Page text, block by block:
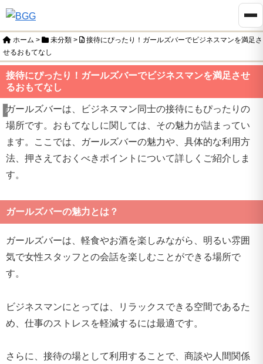
ホーム > 未分類 >
接待にぴったり！ガールズバーでビジネスマンを満足さ
せるおもてなし
接待にぴったり！ガールズバーでビジネスマンを満足させ
るおもてなし
未分類
ガールズバーは、ビジネスマン同士の接待にもぴったりの
場所です。おもてなしに関しては、その魅力が詰まってい
ます。ここでは、ガールズバーの魅力や、具体的な利用方
法、押さえておくべきポイントについて詳しくご紹介しま
す。
ガールズバーの魅力とは？
ガールズバーは、軽食やお酒を楽しみながら、明るい雰囲
気で女性スタッフとの会話を楽しむことができる場所で
す。
ビジネスマンにとっては、リラックスできる空間であるた
め、仕事のストレスを軽減するには最適です。
さらに、接待の場として利用することで、商談や人間関係